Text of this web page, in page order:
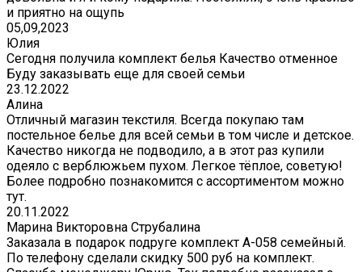
и приятно на ощупь
05,09,2023
Юлия
Сегодня получила комплект белья Качество отменное
Буду заказывать еще для своей семьи
23.12.2022
Алина
Отличный магазин текстиля. Всегда покупаю там
постельное белье для всей семьи в том числе и детское.
Качество никогда не подводило, а в этот раз купили
одеяло с верблюжьем пухом. Легкое тёплое, советую!
Более подробно познакомится с ассортиментом можно
тут.
20.11.2022
Марина Викторовна Струбалина
Заказала в подарок подруге комплект А-058 семейный.
По телефону сделали скидку 500 руб на комплект.